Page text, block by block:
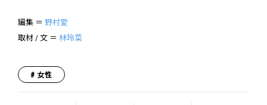
編集 ＝ 野村愛
取材 / 文 ＝ 林玲菜
女性